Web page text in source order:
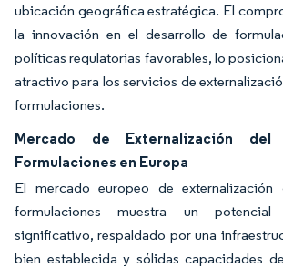
ubicación geográfica estratégica. El
la innovación en el desarrollo de
políticas regulatorias favorables, lo
atractivo para los servicios de
formulaciones.
Mercado de Externalización del
Formulaciones en Europa
El mercado europeo de externalización
formulaciones muestra un
significativo, respaldado por una
bien establecida y sólidas capacidades